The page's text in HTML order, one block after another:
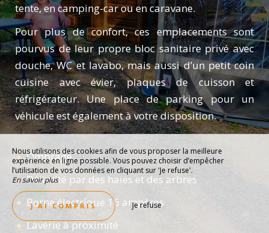
tente, en camping-car ou en caravane.
Pour plus de confort, ces emplacements sont
pourvus de leur propre bloc sanitaire privé avec
douche, WC et lavabo, mais aussi d’un petit coin
cuisine avec évier, plaques de cuisson et
réfrigérateur. Une place de parking pour un
véhicule est également à votre disposition.
Ombragé
Délimité par des haies et des arbres
Borne électrique 16 ampères
Laverie à proximité
Nous utilisons des cookies afin de vous proposer la meilleure
expérience en ligne possible. Vous pouvez choisir d’empêcher
l’utilisation de vos données en cliquant sur 'Je refuse'.
En savoir plus
J’AI COMPRIS Je refuse